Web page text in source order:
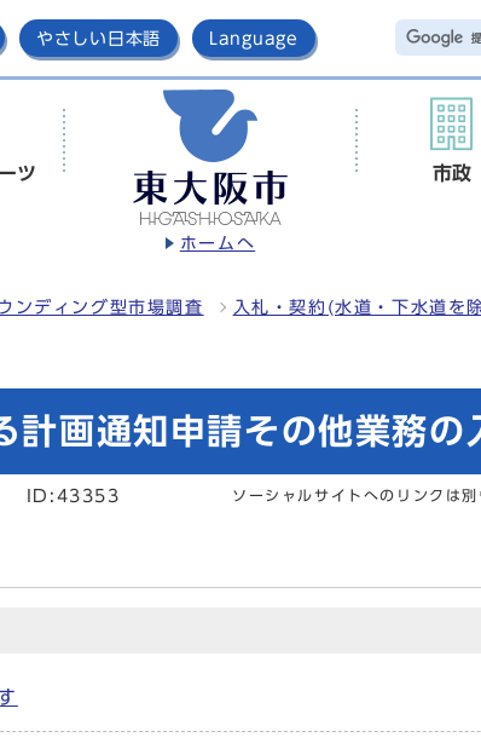
やさしい日本語 Language
ホームへ
ツ
市政
ンディング型市場調査 入札・契約(水道・下水道を
計画通知申請その他業務の
ID:43353 ソーシャルサイトへのリンクは